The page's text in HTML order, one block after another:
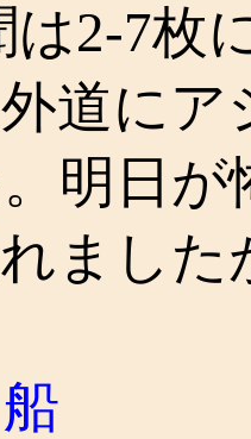
は2-7枚
道に
明日
ました